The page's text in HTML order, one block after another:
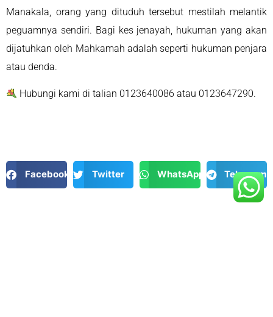
Manakala, orang yang dituduh tersebut mestilah melantik
peguamnya sendiri. Bagi kes jenayah, hukuman yang akan
dijatuhkan oleh Mahkamah adalah seperti hukuman penjara
atau denda.
Hubungi kami di talian 0123640086 atau 0123647290.
Facebook Twitter WhatsApp Telegram